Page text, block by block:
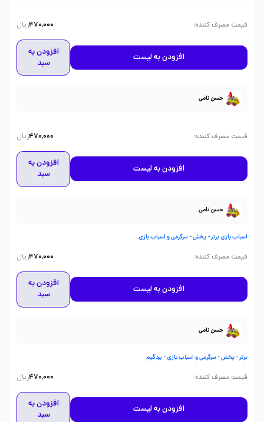
قیمت مصرف کننده:
470,000ریال
افزودن به لیست
افزودن به
سبد
حسن نامی
قیمت مصرف کننده:
470,000ریال
افزودن به لیست
افزودن به
سبد
حسن نامی
اسباب بازی برتر - پخش - سرگرمی و اسباب بازی
قیمت مصرف کننده:
470,000ریال
افزودن به لیست
افزودن به
سبد
حسن نامی
برتر - پخش - سرگرمی و اسباب بازی - بردگیم
قیمت مصرف کننده:
470,000ریال
افزودن به لیست
افزودن به
سبد